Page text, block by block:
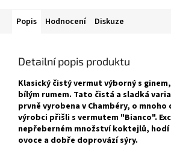
Popis Hodnocení Diskuze
Detailní popis produktu
Klasický čistý vermut výborný s
bílým rumem. Tato čistá a sladká
prvně vyrobena v Chambéry, o
výrobci přišli s vermutem "Bianco".
nepřeberném množství koktejlů, hodí
ovoce a dobře doprovází sýry.